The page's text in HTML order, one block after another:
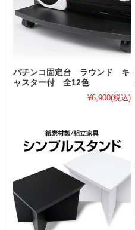
パチンコ固定台 ラウンド キ
ャスター付 全12色
¥6,900(税込)